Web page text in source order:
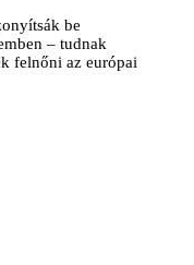
be
– tudnak
felnőni az európai